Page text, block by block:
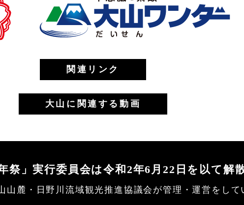
関連リンク
大山に関連する動画
祭」実行委員会は令和2年6月22日を以て解
山麓・日野川流域観光推進協議会 が管理・運営をして